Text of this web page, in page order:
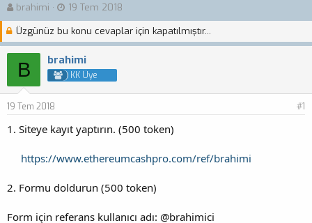
K
o
n
b
u
b
a
n
brahimi
B
a
ş
l
a
n
g
ı
a
i
i
19 Tem 2018
Üzgünüz bu konu cevaplar için kapatılmıştır...
B brahimi
KK Üye
19 Tem 2018 #1
1. Siteye kayıt yaptırın. (500 token)
https://www.ethereumcashpro.com/ref/brahimi
2. Formu doldurun (500 token)
Form için referans kullanıcı adı: @brahimici